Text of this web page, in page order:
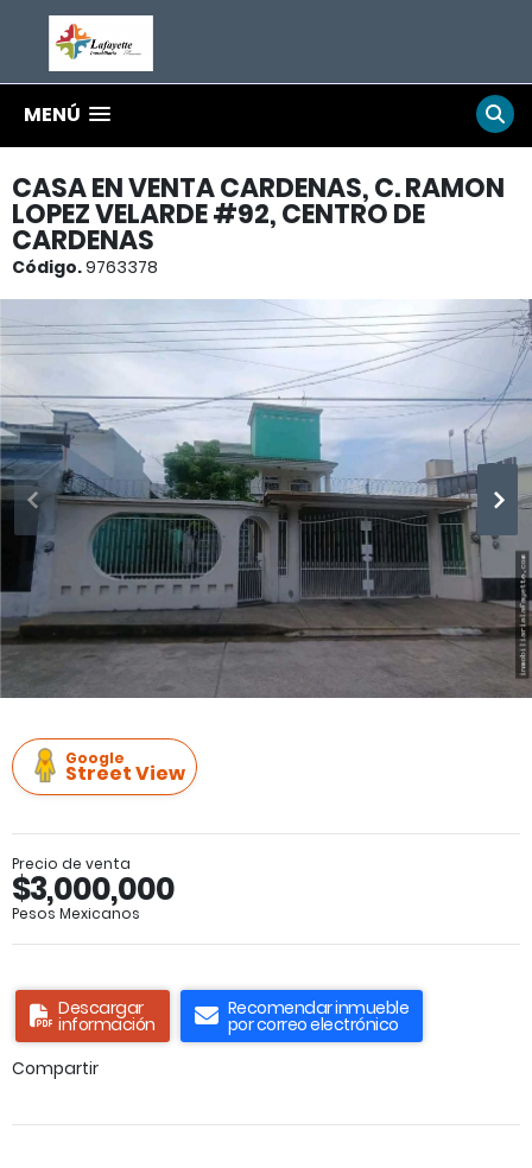
MENÚ
CASA EN VENTA CARDENAS, C. RAMON
LOPEZ VELARDE #92, CENTRO DE
CARDENAS
Código.9763378
Google
Street View
Precio de venta
$3,000,000
Pesos Mexicanos
Descargar
información
Recomendar inmueble
por correo electrónico
Compartir